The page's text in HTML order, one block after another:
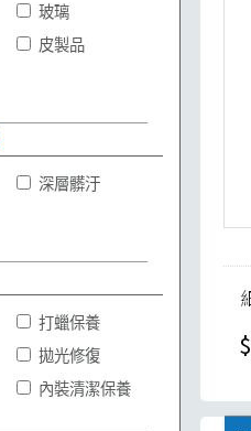
玻璃
皮製品
深層髒汙
打蠟保養
拋光修復
內裝清潔保養